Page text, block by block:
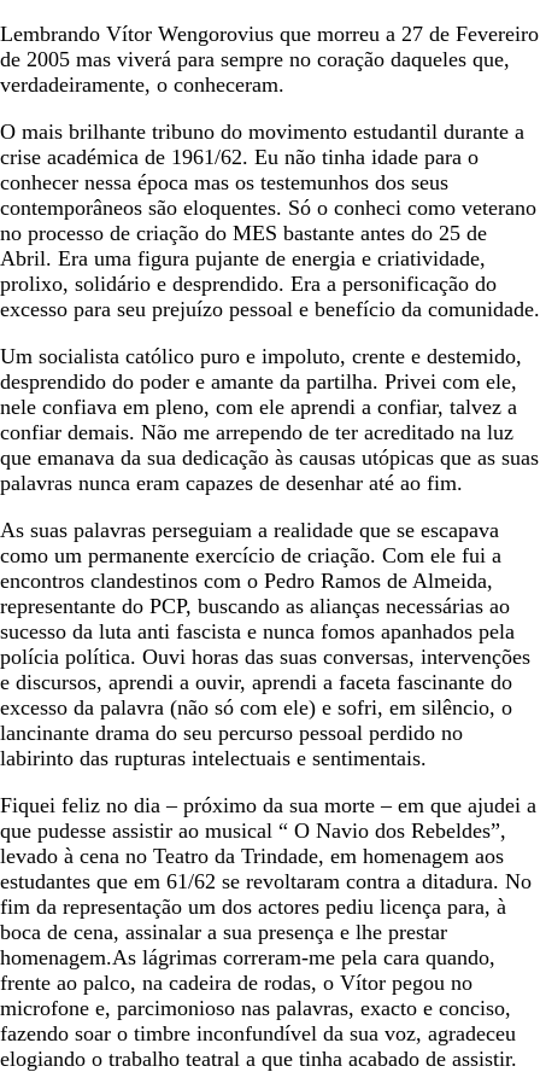
Lembrando Vítor Wengorovius que morreu a 27 de Fevereiro
de 2005 mas viverá para sempre no coração daqueles que,
verdadeiramente, o conheceram.
O mais brilhante tribuno do movimento estudantil durante a
crise académica de 1961/62. Eu não tinha idade para o
conhecer nessa época mas os testemunhos dos seus
contemporâneos são eloquentes. Só o conheci como veterano
no processo de criação do MES bastante antes do 25 de
Abril. Era uma figura pujante de energia e criatividade,
prolixo, solidário e desprendido. Era a personificação do
excesso para seu prejuízo pessoal e benefício da comunidade.
Um socialista católico puro e impoluto, crente e destemido,
desprendido do poder e amante da partilha. Privei com ele,
nele confiava em pleno, com ele aprendi a confiar, talvez a
confiar demais. Não me arrependo de ter acreditado na luz
que emanava da sua dedicação às causas utópicas que as suas
palavras nunca eram capazes de desenhar até ao fim.
As suas palavras perseguiam a realidade que se escapava
como um permanente exercício de criação. Com ele fui a
encontros clandestinos com o Pedro Ramos de Almeida,
representante do PCP, buscando as alianças necessárias ao
sucesso da luta anti fascista e nunca fomos apanhados pela
polícia política. Ouvi horas das suas conversas, intervenções
e discursos, aprendi a ouvir, aprendi a faceta fascinante do
excesso da palavra (não só com ele) e sofri, em silêncio, o
lancinante drama do seu percurso pessoal perdido no
labirinto das rupturas intelectuais e sentimentais.
Fiquei feliz no dia – próximo da sua morte – em que ajudei a
que pudesse assistir ao musical “ O Navio dos Rebeldes”,
levado à cena no Teatro da Trindade, em homenagem aos
estudantes que em 61/62 se revoltaram contra a ditadura. No
fim da representação um dos actores pediu licença para, à
boca de cena, assinalar a sua presença e lhe prestar
homenagem.As lágrimas correram-me pela cara quando,
frente ao palco, na cadeira de rodas, o Vítor pegou no
microfone e, parcimonioso nas palavras, exacto e conciso,
fazendo soar o timbre inconfundível da sua voz, agradeceu
elogiando o trabalho teatral a que tinha acabado de assistir.